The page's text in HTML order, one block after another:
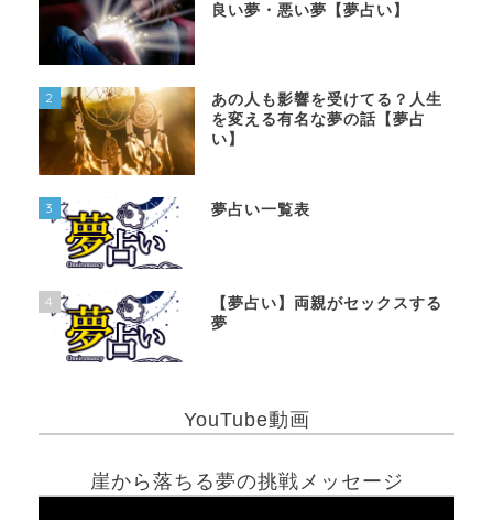
良い夢・悪い夢【夢占い】
2
あの人も影響を受けてる？人生
を変える有名な夢の話【夢占
い】
3 夢占い一覧表
4
【夢占い】両親がセックスする
夢
YouTube動画
崖から落ちる夢の挑戦メッセージ